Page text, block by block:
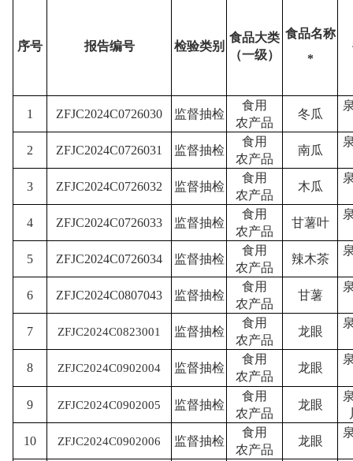
序号 报告编号 检验类别
食品大类
（一级）
食品名称
*
1 ZFJC2024C0726030 监督抽检
食用
农产品
冬瓜
2 ZFJC2024C0726031 监督抽检
食用
农产品
南瓜
3 ZFJC2024C0726032 监督抽检
食用
农产品
木瓜
4 ZFJC2024C0726033 监督抽检
食用
农产品
甘薯叶
5 ZFJC2024C0726034 监督抽检
食用
农产品
辣木茶
6 ZFJC2024C0807043 监督抽检
食用
农产品
甘薯
7 ZFJC2024C0823001 监督抽检
食用
农产品
龙眼
8 ZFJC2024C0902004 监督抽检
食用
农产品
龙眼
9 ZFJC2024C0902005 监督抽检
食用
农产品
龙眼
10 ZFJC2024C0902006 监督抽检
食用
农产品
龙眼